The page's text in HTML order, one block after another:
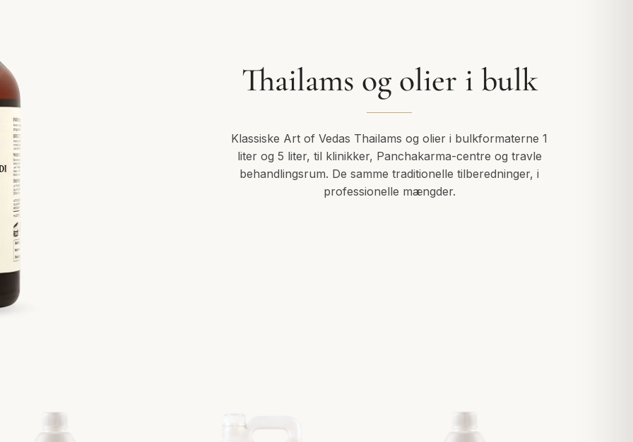
Thailams og olier i bulk
Klassiske Art of Vedas Thailams og olier i bulkformaterne 1
liter og 5 liter, til klinikker, Panchakarma-centre og travle
behandlingsrum. De samme traditionelle tilberedninger, i
professionelle mængder.